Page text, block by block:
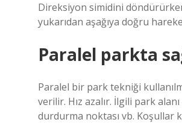
Direksiyon simidini
yukarıdan aşağıya doğru
Paralel parkta
Paralel bir park tekniği
verilir. Hız azalır. İlgili park
durdurma noktası vb. Koşullar